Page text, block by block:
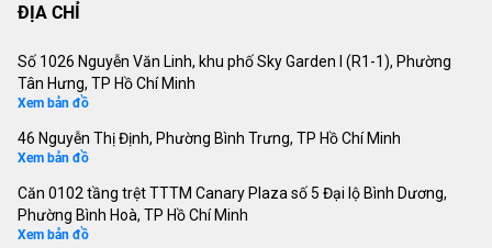
ĐỊA CHỈ
Số 1026 Nguyễn Văn Linh, khu phố Sky Garden I (R1-1), Phường
Tân Hưng, TP Hồ Chí Minh
Xem bản đồ
46 Nguyễn Thị Định, Phường Bình Trưng, TP Hồ Chí Minh
Xem bản đồ
Căn 0102 tầng trệt TTTM Canary Plaza số 5 Đại lộ Bình Dương,
Phường Bình Hoà, TP Hồ Chí Minh
Xem bản đồ